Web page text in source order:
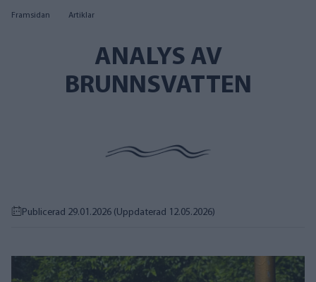
Framsidan Artiklar
ANALYS AV
BRUNNSVATTEN
Publicerad 29.01.2026 (Uppdaterad 12.05.2026)